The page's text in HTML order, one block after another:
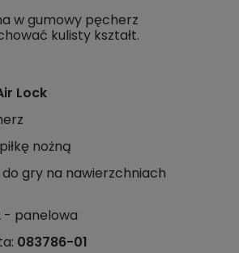
w gumowy pęcherz
kulisty kształt.
Lock
nożną
gry na nawierzchniach
- panelowa
083786-01